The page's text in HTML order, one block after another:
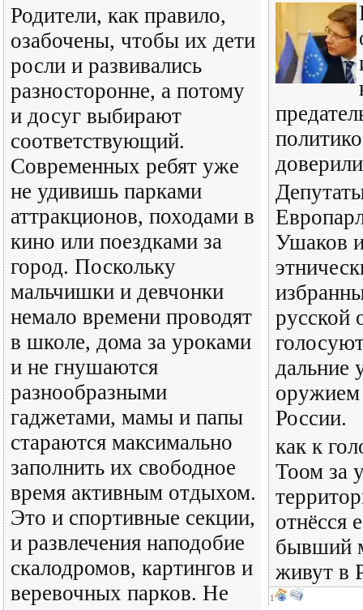
Родители, как правило,
озабочены, чтобы их дети
росли и развивались
разносторонне, а потому
и досуг выбирают
соответствующий.
Современных ребят уже
не удивишь парками
аттракционов, походами в
кино или поездками за
город. Поскольку
мальчишки и девчонки
немало времени проводят
в школе, дома за уроками
и не гнушаются
разнообразными
гаджетами, мамы и папы
стараются максимально
заполнить их свободное
время активным отдыхом.
Это и спортивные секции,
и развлечения наподобие
скалодромов, картингов и
веревочных парков. Не
Ушаков
дальние
оружием
России.
как к
Тоом за
отнёсся
бывший
живут в
1